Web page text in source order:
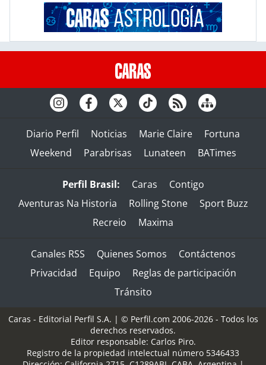
Diario Perfil Noticias Marie Claire
Fortuna
Weekend
Parabrisas Lunateen BATimes
Perfil Brasil: Caras
Contigo
Aventuras Na Historia
Rolling Stone
Sport Buzz
Recreio
Maxima
Canales RSS Quienes Somos
Contáctenos
Privacidad
Equipo
Reglas de participación
Tránsito
Caras - Editorial Perfil S.A. | © Perfil.com 2006-2026 - Todos los
derechos reservados.
Editor responsable: Carlos Piro.
Registro de la propiedad intelectual número 5346433